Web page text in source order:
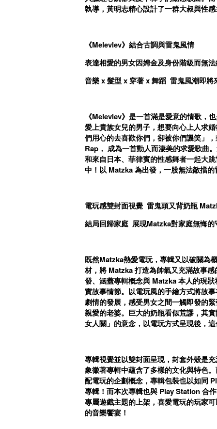
執導，黃明志精心設計了一群大叔與性
《Melevlev》結合古調與雷鬼風情
表達相愛的男女因娉金及身份階級而無
音樂 x 髮型 x 穿著 x 舞蹈 雷鬼風潮即將
《Melevlev》是一首滿是愛意的情歌，
愛上貴族女兒的男子，想要向心上人求
們用心的去喜歡你們，卻被你們譏笑」
Rap， 成為一首動人而淒美的求愛歌曲
和來自日本、菲律賓的性感舞者一起大
中！以 Matzka 為出發，一股無法敵擋
電玩感雙封面視覺 雷鬼頭又背奶瓶
結局回歸家庭 展現Matzka對家庭無悔的
既然Matzka熱愛電玩，專輯又以破關為
材，將 Matzka 打造為帥氣又充滿故事
發、涵蓋專輯概念與 Matzka 本人的現
實故事情節。以電玩風的手繪方式將故
劇情的發展，感受男女之間一觸即發的
親愛的老婆。巨大的奶瓶看似荒謬，其
女人關」的意念，以電玩方式呈現後，
專輯視覺並以雙封面呈現，封套外殼是
象徵著專輯中蘊含了多樣的文化與特色
配電玩的企劃概念，專輯包裝也以如同
專輯！而本次專輯也與 Play Station 合
專屬遊戲主題的上架，喜愛電玩的玩家
的音樂饗宴！